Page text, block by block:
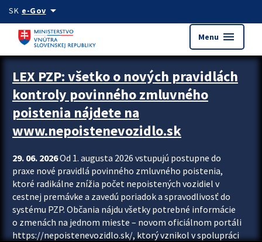
Preskocit na hlavný obsah
SK e-Govarrow_drop_down
Menu menu
Zastavit automatický posun upútavok
LEX PZP: všetko o nových pravidlách
kontroly povinného zmluvného
poistenia nájdete na
www.nepoistenevozidlo.sk
29. 06. 2026Od 1. augusta 2026 vstupujú postupne do
praxe nové pravidlá povinného zmluvného poistenia,
ktoré radikálne znížia počet nepoistených vozidiel v
cestnej premávke a zavedú poriadok a spravodlivosť do
systému PZP. Občania nájdu všetky potrebné informácie
o zmenách na jednom mieste – novom oficiálnom portáli
https://nepoistenevozidlo.sk/, ktorý vznikol v spolupráci